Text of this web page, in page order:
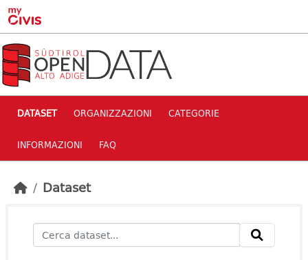
Skip to main content
DATASET ORGANIZZAZIONI CATEGORIE
INFORMAZIONI FAQ
Dataset